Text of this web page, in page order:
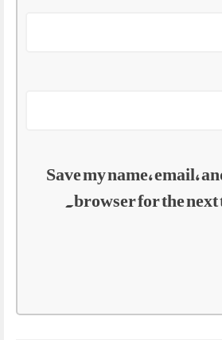
Save my name, email,
browser for the next